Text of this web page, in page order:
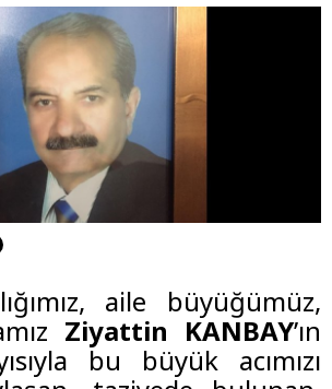
aile büyüğümüz,
Ziyattin KANBAY’ın
bu büyük acımızı